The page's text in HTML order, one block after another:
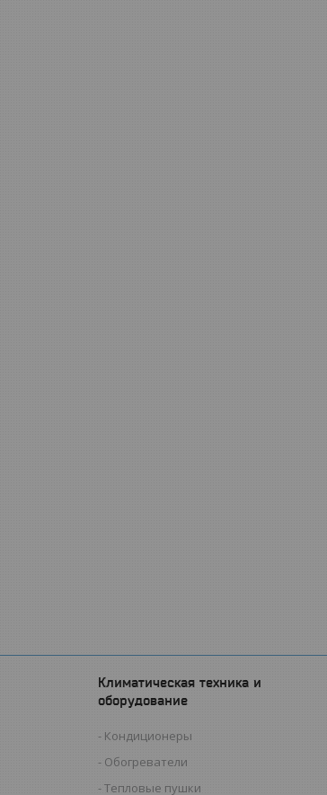
Климатическая техника и
оборудование
Кондиционеры
Обогреватели
Тепловые пушки